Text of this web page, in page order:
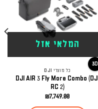
המלאי אזל
3D
כל מוצרי DJI
DJI AIR 3 Fly More Combo (DJI
RC 2)
₪7,749.00